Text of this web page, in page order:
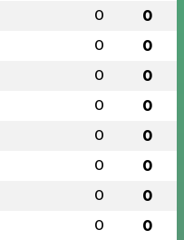
0 0
0 0
0 0
0 0
0 0
0 0
0 0
0 0